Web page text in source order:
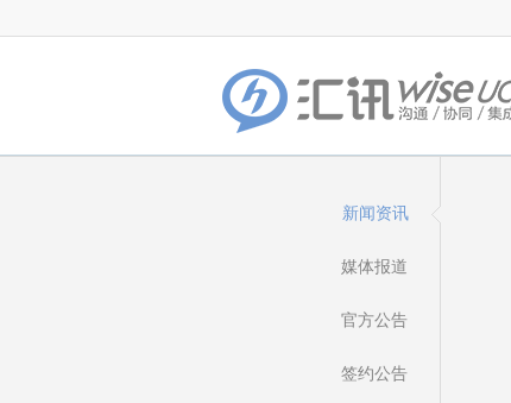
新闻资讯
媒体报道
官方公告
签约公告